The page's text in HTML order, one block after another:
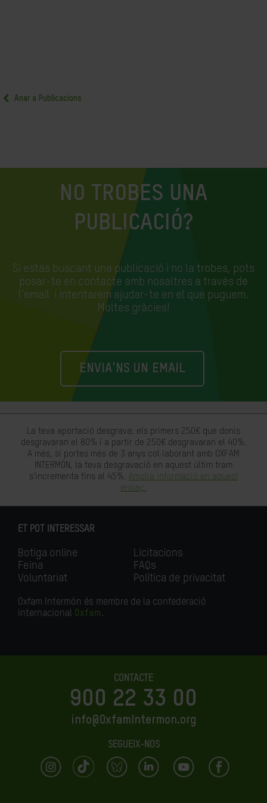
Anar a Publicacions
NO TROBES UNA
PUBLICACIÓ?
Si estàs buscant una publicació i no la trobes, pots
posar-te en contacte amb nosaltres a través de
l'email i intentarem ajudar-te en el que puguem.
Moltes gràcies!
ENVIA'NS UN EMAIL
La teva aportació desgrava: els primers 250€ que donis
desgravaran el 80% i a partir de 250€ desgravaran el 40%.
A més, si portes més de 3 anys col·laborant amb OXFAM
INTERMÓN, la teva desgravació en aquest últim tram
s'incrementa fins al 45%. Amplia informació en aquest
enllaç.
ET POT INTERESSAR
Botiga online
Feina
Voluntariat
Licitacions
FAQs
Política de privacitat
Oxfam Intermón és membre de la confederació
internacional Oxfam.
CONTACTE
900 22 33 00
info@OxfamIntermon.org
SEGUEIX-NOS